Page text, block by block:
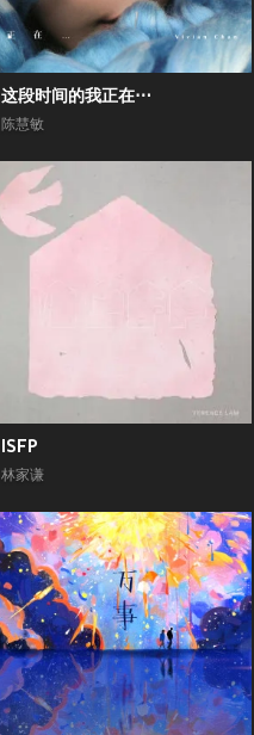
这段时间的我正在⋯
陈慧敏
ISFP
林家谦